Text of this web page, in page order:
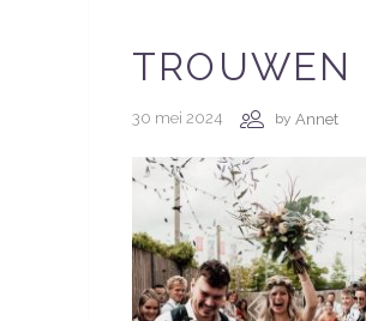
TROUWEN
30 mei 2024 by Annet